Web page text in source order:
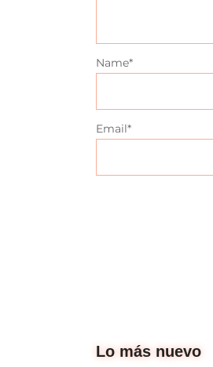
Name*
Email*
Lo más nuevo